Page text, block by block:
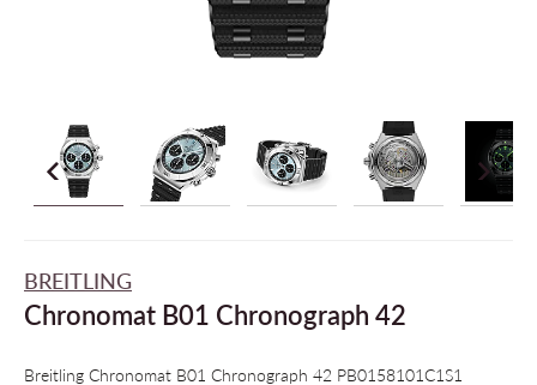
BREITLING
Chronomat B01 Chronograph 42
Breitling Chronomat B01 Chronograph 42 PB0158101C1S1